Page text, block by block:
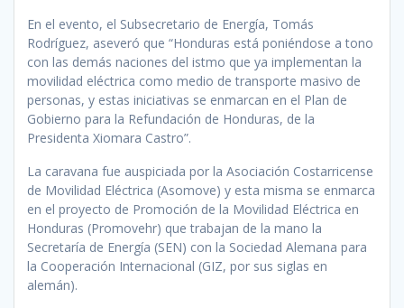
En el evento, el Subsecretario de Energía, Tomás
Rodríguez, aseveró que “Honduras está poniéndose a tono
con las demás naciones del istmo que ya implementan la
movilidad eléctrica como medio de transporte masivo de
personas, y estas iniciativas se enmarcan en el Plan de
Gobierno para la Refundación de Honduras, de la
Presidenta Xiomara Castro”.
La caravana fue auspiciada por la Asociación Costarricense
de Movilidad Eléctrica (Asomove) y esta misma se enmarca
en el proyecto de Promoción de la Movilidad Eléctrica en
Honduras (Promovehr) que trabajan de la mano la
Secretaría de Energía (SEN) con la Sociedad Alemana para
la Cooperación Internacional (GIZ, por sus siglas en
alemán).